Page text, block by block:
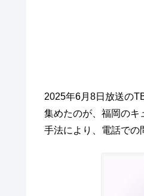
2025年6月8日放送の
集めたのが、福岡のキ
手法により、電話での